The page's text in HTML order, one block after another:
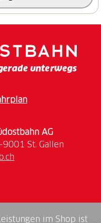
wenn der Wald sich
auf die
von 2017.
auf den alten
AG
im Shop ist